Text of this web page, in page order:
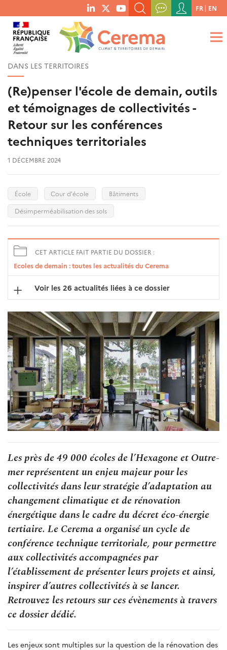
menu
social
links
RECHERCHER UN MOT-CLÉ, UNE PUBLICATION, ETC.
QUE RECHERCHEZ-VOUS ?
Menu
du
compte
de
FR EN
DANS LES TERRITOIRES
(Re)penser l'école de demain, outils
et témoignages de collectivités -
Retour sur les conférences
techniques territoriales
1 DÉCEMBRE 2024
École Cour d'école
Bâtiments
Désimperméabilisation des sols
CET ARTICLE FAIT PARTIE DU DOSSIER :
Ecoles de demain : toutes les actualités du Cerema
Voir les 26 actualités liées à ce dossier
Les près de 49 000 écoles de l’Hexagone et Outre-
mer représentent un enjeu majeur pour les
collectivités dans leur stratégie d’adaptation au
changement climatique et de rénovation
énergétique dans le cadre du décret éco-énergie
tertiaire. Le Cerema a organisé un cycle de
conférence technique territoriale, pour permettre
aux collectivités accompagnées par
l’établissement de présenter leurs projets et ainsi,
inspirer d’autres collectivités à se lancer.
Retrouvez les retours sur ces évènements à travers
ce dossier dédié.
Les enjeux sont multiples sur la question de la rénovation des